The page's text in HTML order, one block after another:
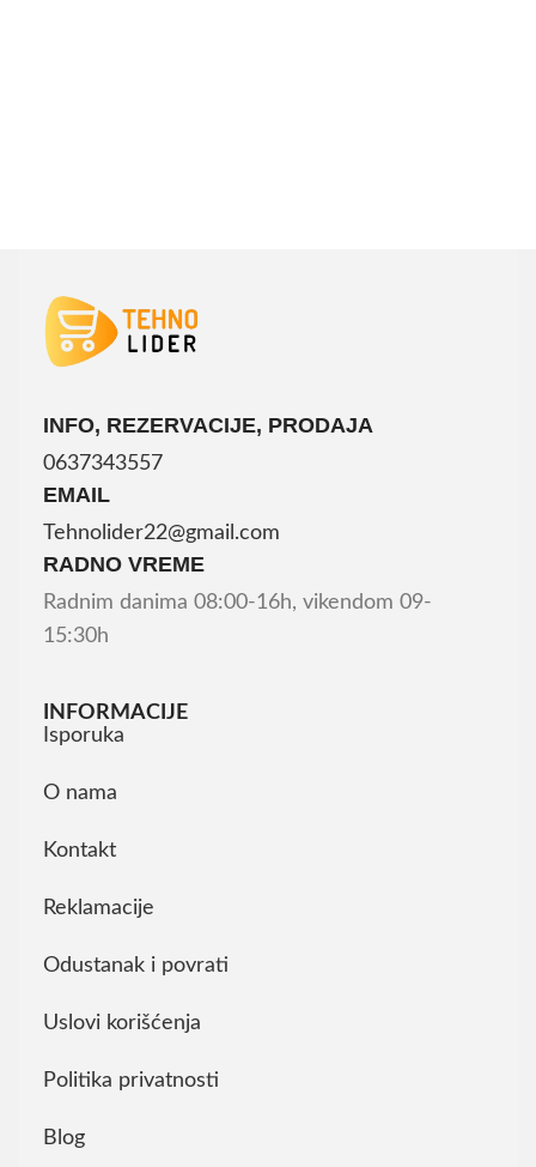
INFO, REZERVACIJE, PRODAJA
0637343557
EMAIL
Tehnolider22@gmail.com
RADNO VREME
Radnim danima 08:00-16h, vikendom 09-
15:30h
INFORMACIJE
Isporuka
O nama
Kontakt
Reklamacije
Odustanak i povrati
Uslovi korišćenja
Politika privatnosti
Blog